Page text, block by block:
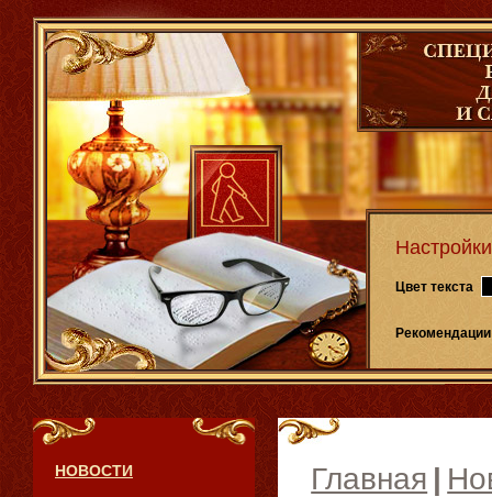
НОВОСТИ Главная |
Цвет текста